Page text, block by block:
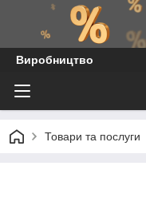
Виробництво
Товари та послуги